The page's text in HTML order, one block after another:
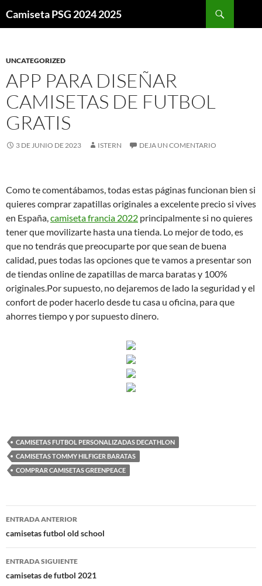
Camiseta PSG 2024 2025
UNCATEGORIZED
APP PARA DISEÑAR
CAMISETAS DE FUTBOL
GRATIS
3 DE JUNIO DE 2023 ISTERN DEJA UN COMENTARIO
Como te comentábamos, todas estas páginas funcionan bien si
quieres comprar zapatillas originales a excelente precio si vives
en España,camiseta francia 2022 principalmente si no quieres
tener que movilizarte hasta una tienda. Lo mejor de todo, es
que no tendrás que preocuparte por que sean de buena
calidad, pues todas las opciones que te vamos a presentar son
de tiendas online de zapatillas de marca baratas y 100%
originales.Por supuesto, no dejaremos de lado la seguridad y el
confort de poder hacerlo desde tu casa u oficina, para que
ahorres tiempo y por supuesto dinero.
CAMISETAS FUTBOL PERSONALIZADAS DECATHLON
CAMISETAS TOMMY HILFIGER BARATAS
COMPRAR CAMISETAS GREENPEACE
Navegación
de
entradas
ENTRADA ANTERIOR
camisetas futbol old school
ENTRADA SIGUIENTE
camisetas de futbol 2021